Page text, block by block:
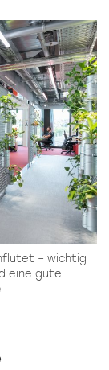
– wichtig
eine gute